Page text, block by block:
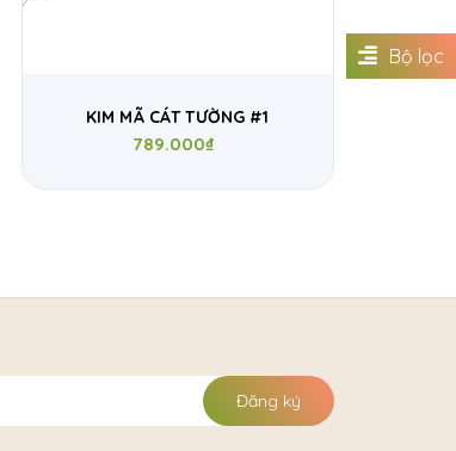
KIM MÃ CÁT TƯỜNG #1
789.000₫
Bộ lọc
Đăng ký